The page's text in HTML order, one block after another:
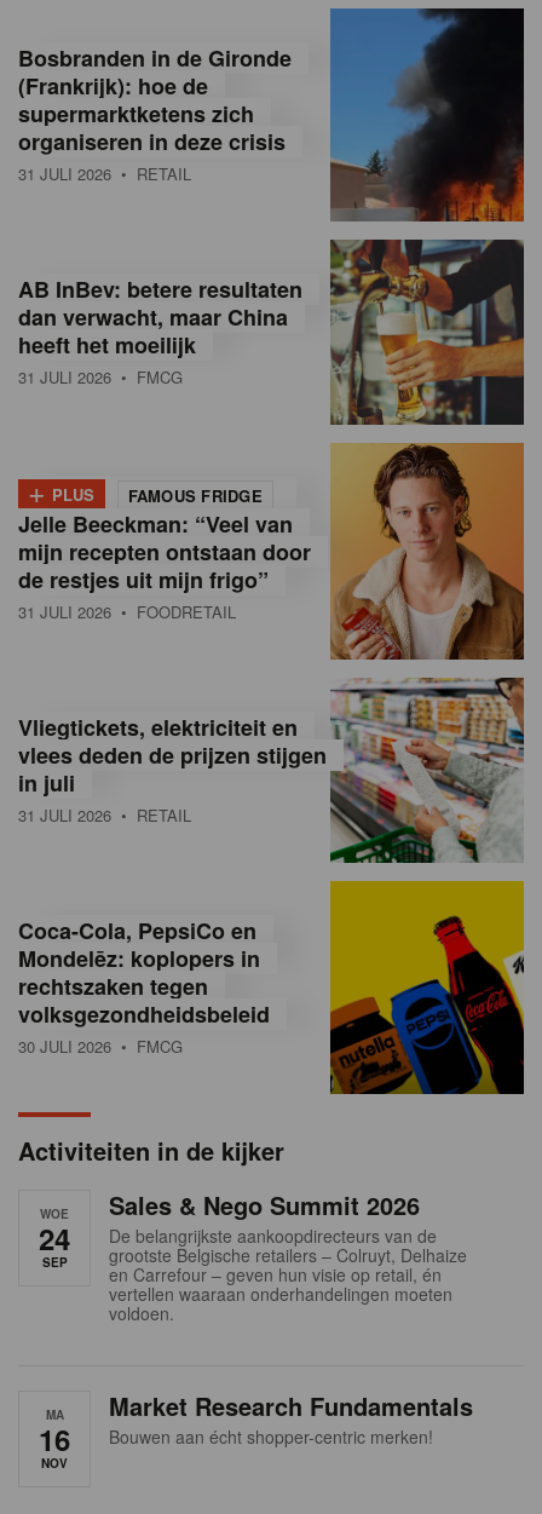
n
e
a
n
B
e
g
ë
e
a
n
Bosbranden in de Gironde
(Frankrijk): hoe de
supermarktketens zich
organiseren in deze crisis
31 JULI 2026 • RETAIL
AB InBev: betere resultaten
dan verwacht, maar China
heeft het moeilijk
31 JULI 2026 • FMCG
+ PLUS FAMOUS FRIDGE
Jelle Beeckman: “Veel van
mijn recepten ontstaan door
de restjes uit mijn frigo”
31 JULI 2026 • FOODRETAIL
Vliegtickets, elektriciteit en
vlees deden de prijzen stijgen
in juli
31 JULI 2026 • RETAIL
Coca-Cola, PepsiCo en
Mondelēz: koplopers in
rechtszaken tegen
volksgezondheidsbeleid
30 JULI 2026 • FMCG
Activiteiten in de kijker
WOE
24
SEP
Sales & Nego Summit 2026
De belangrijkste aankoopdirecteurs van de
grootste Belgische retailers – Colruyt, Delhaize
en Carrefour – geven hun visie op retail, én
vertellen waaraan onderhandelingen moeten
voldoen.
MA
16
NOV
Market Research Fundamentals
Bouwen aan écht shopper-centric merken!